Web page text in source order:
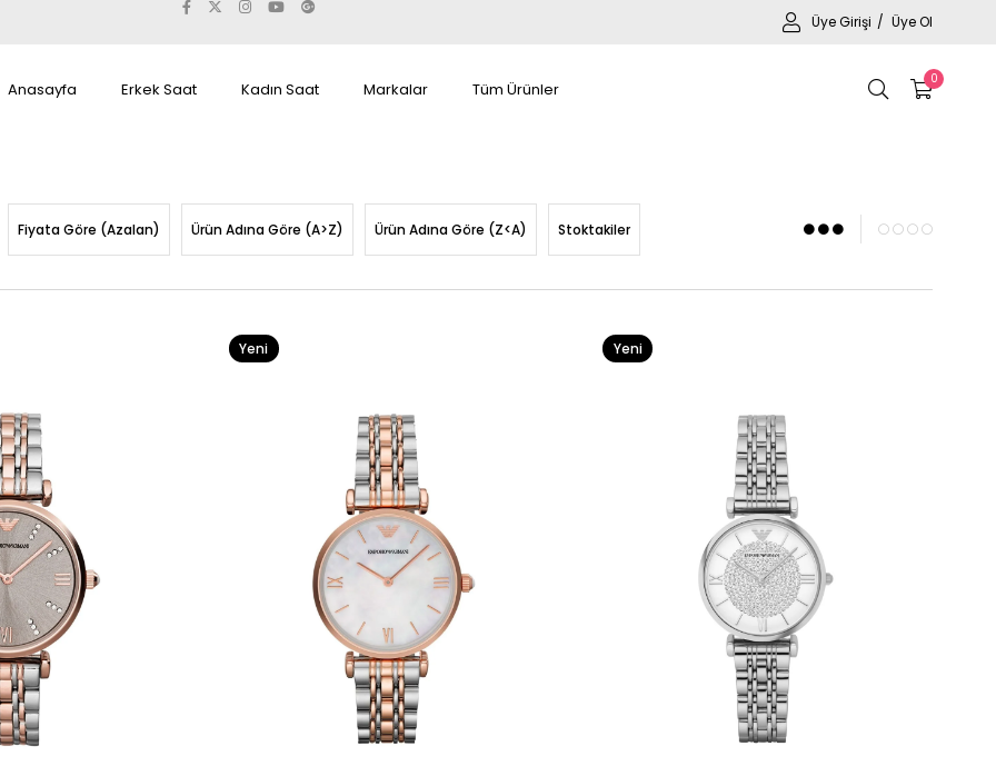
Üye Girişi Üye Ol
0
Anasayfa Erkek Saat Kadın Saat Markalar Tüm Ürünler
Fiyata Göre (Azalan) Ürün Adına Göre (A>Z) Ürün Adına Göre (Z<A) Stoktakiler
Yeni
Yeni